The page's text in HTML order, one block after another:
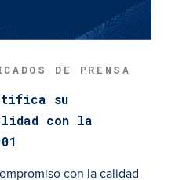
DE PRENSA
su
con la
con la calidad